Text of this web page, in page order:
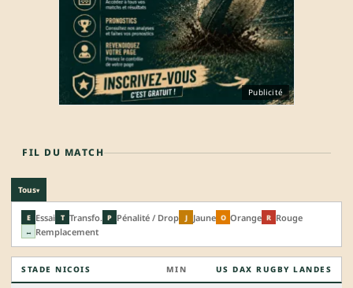
Publicité
FIL DU MATCH
Tous▾
E Essai T Transfo. P Pénalité / Drop J Jaune O Orange R Rouge
↔ Remplacement
STADE NICOIS MIN US DAX RUGBY LANDES